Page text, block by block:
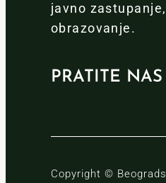
javno
obrazovanje.
PRATITE NAS
Copyright ©